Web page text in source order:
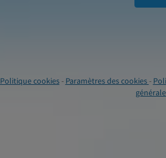
Politique cookies- Paramètres des cookies-